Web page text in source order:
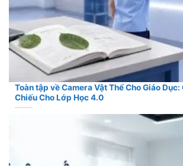
Toàn tập về Camera Vật Thể Cho Giáo
Chiếu Cho Lớp Học 4.0